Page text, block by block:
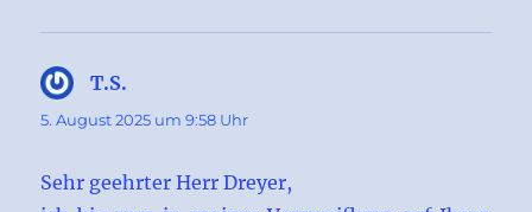
T.S.
5. August 2025 um 9:58 Uhr
Sehr geehrter Herr Dreyer,